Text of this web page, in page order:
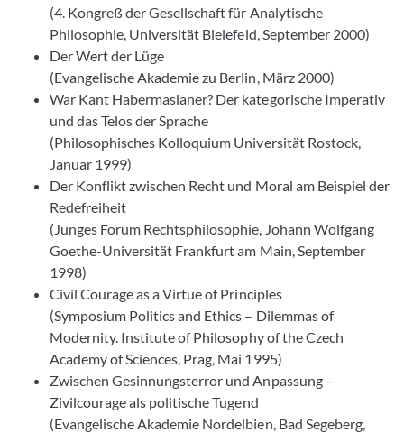
(4. Kongreß der Gesellschaft für Analytische
Philosophie, Universität Bielefeld, September 2000)
Der Wert der Lüge
(Evangelische Akademie zu Berlin, März 2000)
War Kant Habermasianer? Der kategorische Imperativ
und das Telos der Sprache
(Philosophisches Kolloquium Universität Rostock,
Januar 1999)
Der Konflikt zwischen Recht und Moral am Beispiel der
Redefreiheit
(Junges Forum Rechtsphilosophie, Johann Wolfgang
Goethe-Universität Frankfurt am Main, September
1998)
Civil Courage as a Virtue of Principles
(Symposium Politics and Ethics – Dilemmas of
Modernity. Institute of Philosophy of the Czech
Academy of Sciences, Prag, Mai 1995)
Zwischen Gesinnungsterror und Anpassung –
Zivilcourage als politische Tugend
(Evangelische Akademie Nordelbien, Bad Segeberg,